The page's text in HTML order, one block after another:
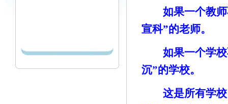
如果一个教师
宣科”的老师。
如果一个学校
沉”的学校。
这是所有学校